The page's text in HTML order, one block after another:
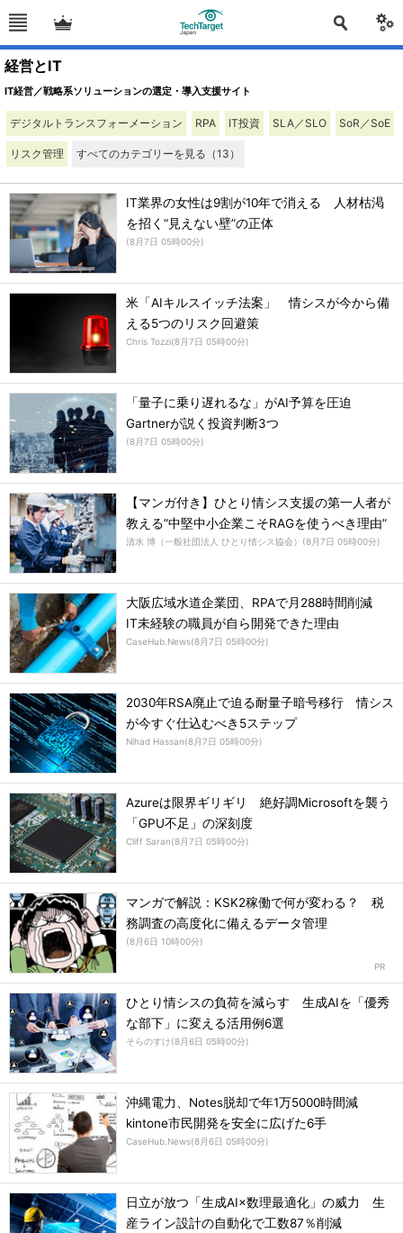
経営とIT
IT経営／戦略系ソリューションの選定・導入支援サイト
デジタルトランスフォーメーション RPA IT投資 SLA／SLO SoR／SoE
リスク管理 すべてのカテゴリーを見る （13）
IT業界の女性は9割が10年で消える 人材枯渇
を招く“見えない壁”の正体
(8月7日 05時00分)
米「AIキルスイッチ法案」 情シスが今から備
える5つのリスク回避策
Chris Tozzi(8月7日 05時00分)
「量子に乗り遅れるな」がAI予算を圧迫
Gartnerが説く投資判断3つ
(8月7日 05時00分)
【マンガ付き】ひとり情シス支援の第一人者が
教える”中堅中小企業こそRAGを使うべき理由”
清水 博（一般社団法人 ひとり情シス協会） (8月7日 05時00分)
大阪広域水道企業団、RPAで月288時間削減
IT未経験の職員が自ら開発できた理由
CaseHub.News(8月7日 05時00分)
2030年RSA廃止で迫る耐量子暗号移行 情シス
が今すぐ仕込むべき5ステップ
Nihad Hassan(8月7日 05時00分)
Azureは限界ギリギリ 絶好調Microsoftを襲う
「GPU不足」の深刻度
Cliff Saran(8月7日 05時00分)
マンガで解説：KSK2稼働で何が変わる？ 税
務調査の高度化に備えるデータ管理
(8月6日 10時00分)
ひとり情シスの負荷を減らす 生成AIを「優秀
な部下」に変える活用例6選
そらのすけ(8月6日 05時00分)
沖縄電力、Notes脱却で年1万5000時間減
kintone市民開発を安全に広げた6手
CaseHub.News(8月6日 05時00分)
日立が放つ「生成AI×数理最適化」の威力 生
産ライン設計の自動化で工数87％削減